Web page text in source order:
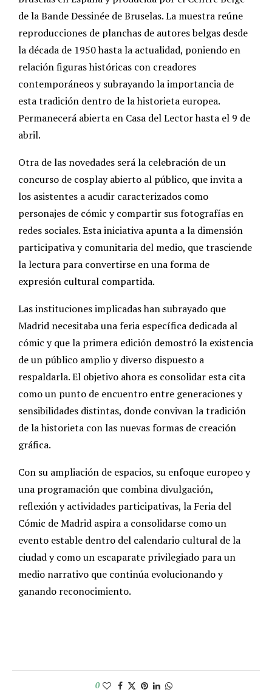
de la Bande Dessinée de Bruselas. La muestra reúne
reproducciones de planchas de autores belgas desde
la década de 1950 hasta la actualidad, poniendo en
relación figuras históricas con creadores
contemporáneos y subrayando la importancia de
esta tradición dentro de la historieta europea.
Permanecerá abierta en Casa del Lector hasta el 9 de
abril.
Otra de las novedades será la celebración de un
concurso de cosplay abierto al público, que invita a
los asistentes a acudir caracterizados como
personajes de cómic y compartir sus fotografías en
redes sociales. Esta iniciativa apunta a la dimensión
participativa y comunitaria del medio, que trasciende
la lectura para convertirse en una forma de
expresión cultural compartida.
Las instituciones implicadas han subrayado que
Madrid necesitaba una feria específica dedicada al
cómic y que la primera edición demostró la existencia
de un público amplio y diverso dispuesto a
respaldarla. El objetivo ahora es consolidar esta cita
como un punto de encuentro entre generaciones y
sensibilidades distintas, donde convivan la tradición
de la historieta con las nuevas formas de creación
gráfica.
Con su ampliación de espacios, su enfoque europeo y
una programación que combina divulgación,
reflexión y actividades participativas, la Feria del
Cómic de Madrid aspira a consolidarse como un
evento estable dentro del calendario cultural de la
ciudad y como un escaparate privilegiado para un
medio narrativo que continúa evolucionando y
ganando reconocimiento.
0